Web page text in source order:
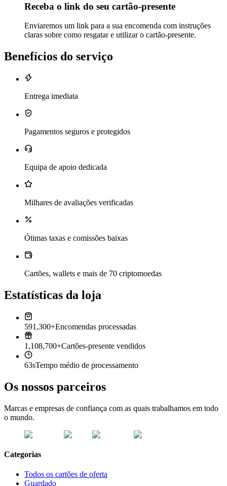
Receba o link do seu cartão-presente
Enviaremos um link para a sua encomenda com instruções
claras sobre como resgatar e utilizar o cartão-presente.
Benefícios do serviço
Entrega imediata
Pagamentos seguros e protegidos
Equipa de apoio dedicada
Milhares de avaliações verificadas
Ótimas taxas e comissões baixas
Cartões, wallets e mais de 70 criptomoedas
Estatísticas da loja
591,300+Encomendas processadas
1,108,700+Cartões-presente vendidos
63sTempo médio de processamento
Os nossos parceiros
Marcas e empresas de confiança com as quais trabalhamos em todo
o mundo.
Categorias
Todos os cartões de oferta
Guardado